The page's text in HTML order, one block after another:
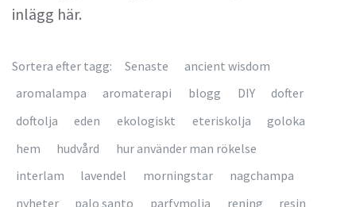
inlägg här.
Sortera efter tagg: Senaste
ancient wisdom
aromalampa
aromaterapi blogg DIY
dofter
doftolja
eden ekologiskt eteriskolja
goloka
hem
hudvård
hur använder man rökelse
interlam
lavendel morningstar
nagchampa
nyheter
palo santo parfymolja rening
resin